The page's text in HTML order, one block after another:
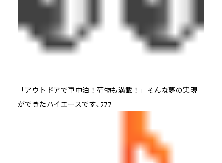
「アウトドアで車中泊！荷物も満載！」そんな夢の実現
ができたハイエースです､ﾌﾌﾌ